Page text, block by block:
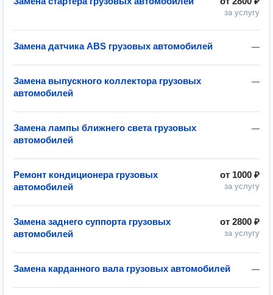
за услугу
—
Замена датчика ABS грузовых автомобилей
—
Замена выпускного коллектора грузовых
автомобилей
—
Замена лампы ближнего света грузовых
автомобилей
от 1000 ₽
за услугу
Ремонт кондиционера грузовых
автомобилей
от 2800 ₽
за услугу
Замена заднего суппорта грузовых
автомобилей
—
Замена карданного вала грузовых автомобилей